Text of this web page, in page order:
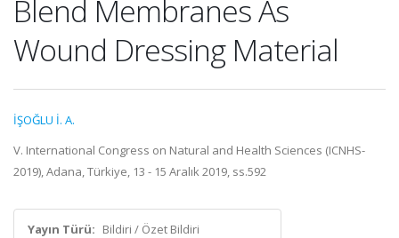
Blend Membranes As
Wound Dressing Material
İŞOĞLU İ. A.
V. International Congress on Natural and Health Sciences (ICNHS-
2019), Adana, Türkiye, 13 - 15 Aralık 2019, ss.592
Yayın Türü: Bildiri / Özet Bildiri